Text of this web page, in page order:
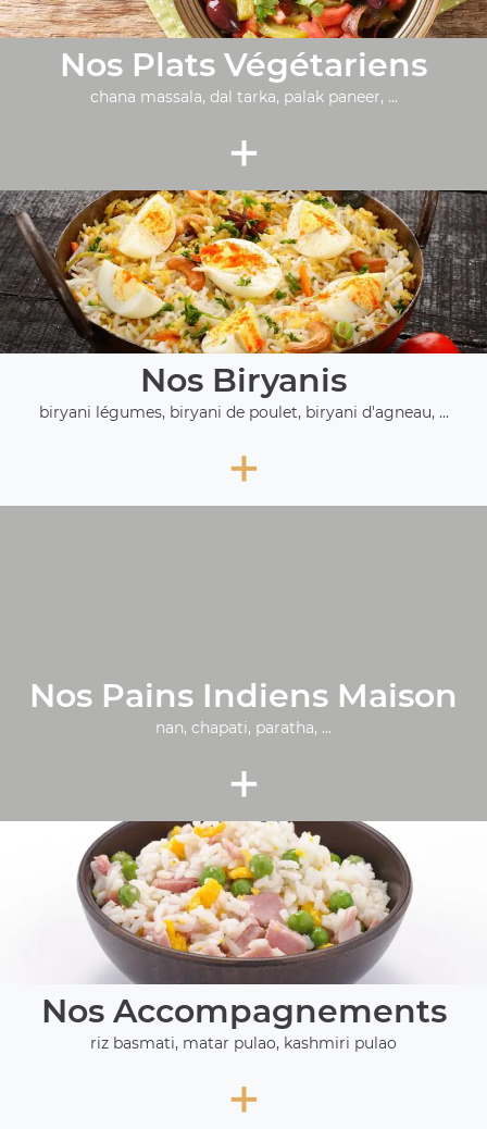
Nos Plats Végétariens
chana massala, dal tarka, palak paneer, ...
+
Nos Biryanis
biryani légumes, biryani de poulet, biryani d'agneau, ...
+
Nos Pains Indiens Maison
nan, chapati, paratha, ...
+
Nos Accompagnements
riz basmati, matar pulao, kashmiri pulao
+